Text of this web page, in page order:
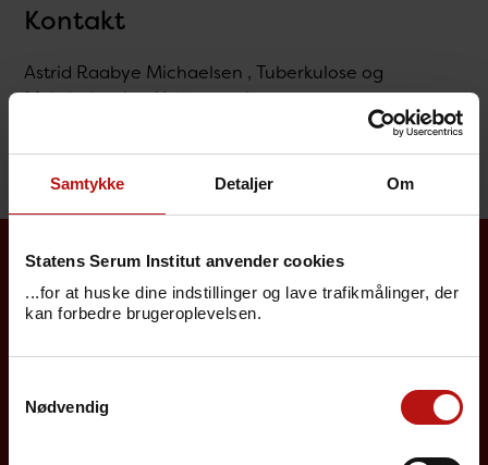
Samtykke Detaljer Om
Statens Serum Institut anvender cookies
...for at huske dine indstillinger og lave trafikmålinger, der
kan forbedre brugeroplevelsen.
Nødvendig
Kontakt
Astrid Raabye Michaelsen , Tuberkulose og
Mykobakterier / Laboratoriet
Borgere